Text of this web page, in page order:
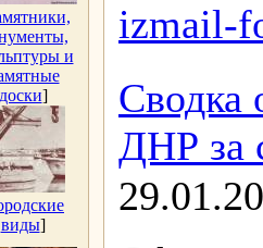
и
доски]
виды]
izmail-
Сводка
ДНР за